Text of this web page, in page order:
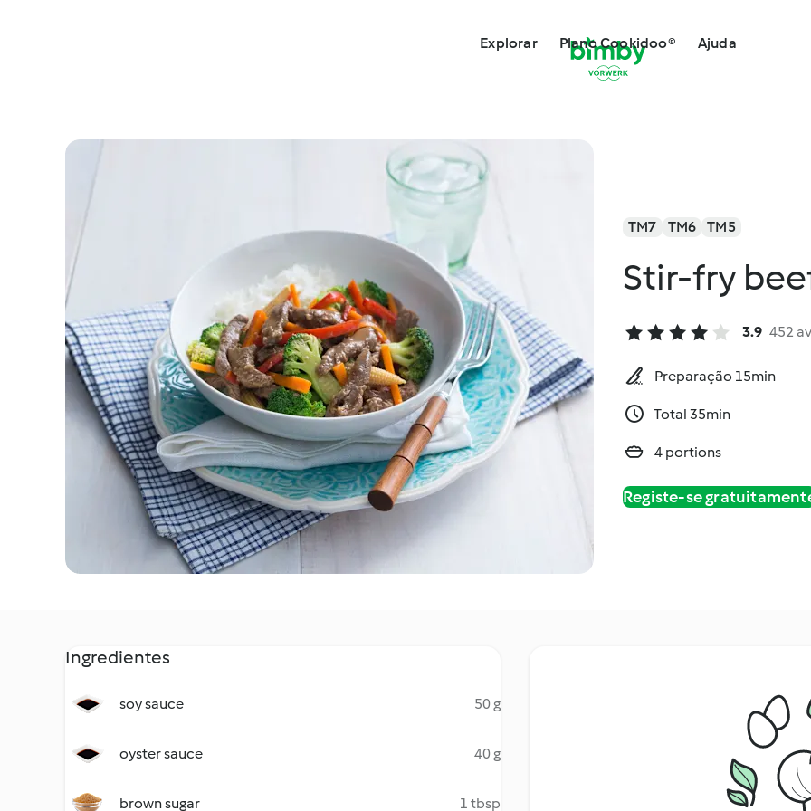
Explorar Plano Cookidoo® Ajuda
TM7 TM6 TM5
Stir-fry
3.9 452
Preparação 15min
Total 35min
4 portions
Registe-se
Ingredientes
soy sauce 50 g
oyster sauce 40 g
brown sugar 1 tbsp